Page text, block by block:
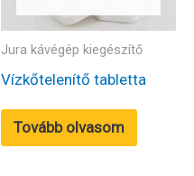
Jura kávégép kiegészítő
Vízkőtelenítő tabletta
Tovább olvasom